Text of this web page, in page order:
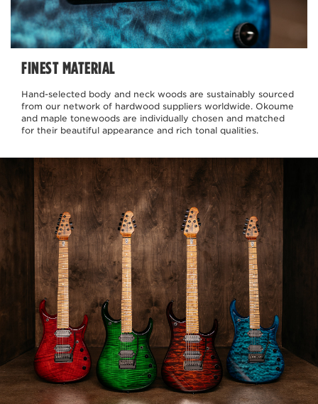
FINEST MATERIAL
Hand-selected body and neck woods are sustainably sourced
from our network of hardwood suppliers worldwide. Okoume
and maple tonewoods are individually chosen and matched
for their beautiful appearance and rich tonal qualities.